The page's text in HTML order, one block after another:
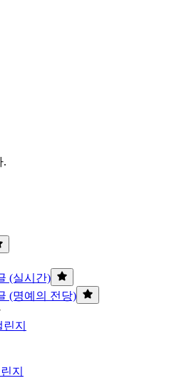
.
(실시간)
(명예의 전당)
지
지